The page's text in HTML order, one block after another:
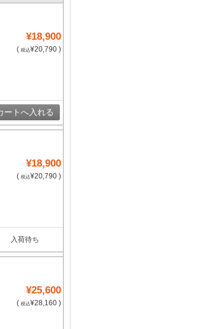
¥18,900
( 税込¥20,790 )
¥18,900
( 税込¥20,790 )
入荷待ち
¥25,600
( 税込¥28,160 )